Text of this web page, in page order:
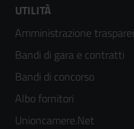
Footer
menù
colonna
2
UTILITÀ
Amministrazione
Bandi di gara e contratti
Bandi di concorso
Albo fornitori
Unioncamere.Net